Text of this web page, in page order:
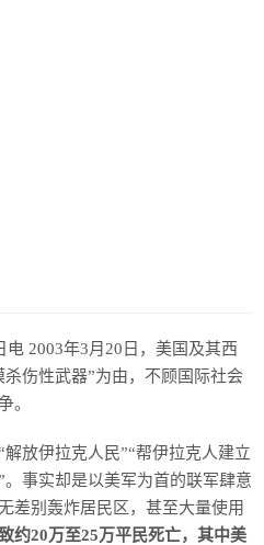
2003年3月20日，美国及其西
伤性武器”为由，不顾国际社会
。
放伊拉克人民”“帮伊拉克人建立
事实却是以美军为首的联军肆意
差别轰炸居民区，甚至大量使用
约20万至25万平民死亡，其中美